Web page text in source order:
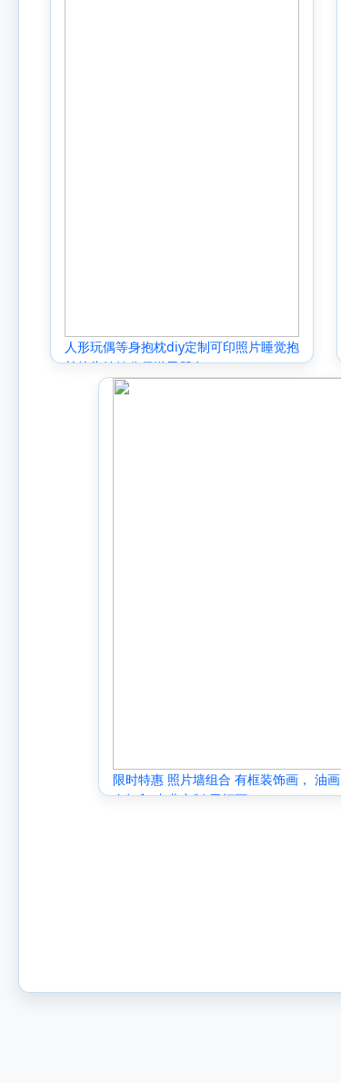
人形玩偶等身抱枕diy定制可印照片睡觉抱
长枕头娃娃公仔送男朋友
限时特惠 照片墙组合 有框装饰画， 油画
布打印 专业定制 无框画